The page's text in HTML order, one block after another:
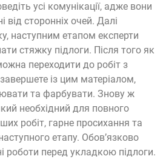
усі комунікації, адже вони
від сторонніх очей. Далі
наступним етапом експерти
стяжку підлоги. Після того як
переходити до робіт з
із цим матеріалом,
та фарбувати. Знову ж
необхідний для повного
робіт, гарне просихання та
етапу. Обов’язково
роботи перед укладкою підлоги.